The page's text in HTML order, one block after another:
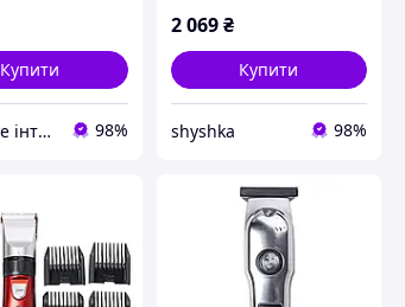
Купити
KiKiHome інтернет-магазин якісних товарів для дому 98%
2 069₴
Купити
shyshka 98%